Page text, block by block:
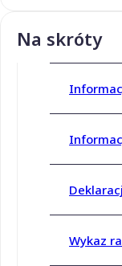
Na skróty
Wykaz